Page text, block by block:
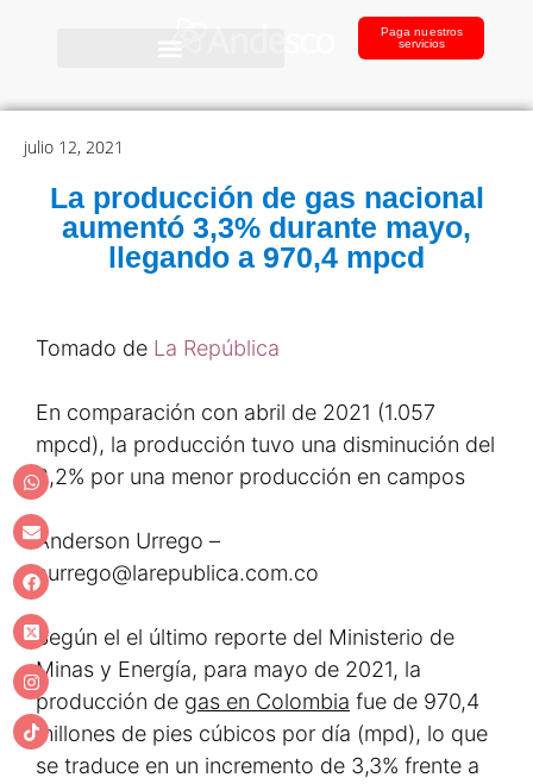
Paga nuestros
servicios
julio 12, 2021
La producción de gas nacional
aumentó 3,3% durante mayo,
llegando a 970,4 mpcd
Tomado de La República
En comparación con abril de 2021 (1.057
mpcd), la producción tuvo una disminución del
8,2% por una menor producción en campos
Anderson Urrego –
aurrego@larepublica.com.co
Según el el último reporte del Ministerio de
Minas y Energía, para mayo de 2021, la
producción de gas en Colombia fue de 970,4
millones de pies cúbicos por día (mpd), lo que
se traduce en un incremento de 3,3% frente a